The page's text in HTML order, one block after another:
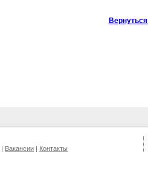
| Вакансии | Контакты